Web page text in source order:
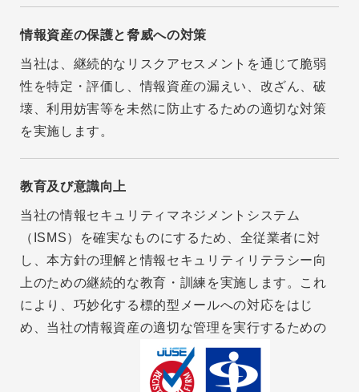
情報資産の保護と脅威への対策
当社は、継続的なリスクアセスメントを通じて脆弱
性を特定・評価し、情報資産の漏えい、改ざん、破
壊、利用妨害等を未然に防止するための適切な対策
を実施します。
教育及び意識向上
当社の情報セキュリティマネジメントシステム
（ISMS）を確実なものにするため、全従業者に対
し、本方針の理解と情報セキュリティリテラシー向
上のための継続的な教育・訓練を実施します。これ
により、巧妙化する標的型メールへの対応をはじ
め、当社の情報資産の適切な管理を実行するための